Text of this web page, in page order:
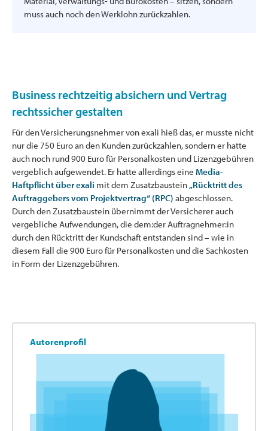
muss auch noch den Werklohn zurückzahlen.
Business rechtzeitig absichern und Vertrag
rechtssicher gestalten
Für den Versicherungsnehmer von exali hieß das, er musste nicht
nur die 750 Euro an den Kunden zurückzahlen, sondern er hatte
auch noch rund 900 Euro für Personalkosten und Lizenzgebühren
vergeblich aufgewendet. Er hatte allerdings eine Media-
Haftpflicht über exali mit dem Zusatzbaustein „Rücktritt des
Auftraggebers vom Projektvertrag“ (RPC) abgeschlossen.
Durch den Zusatzbaustein übernimmt der Versicherer auch
vergebliche Aufwendungen, die dem:der Auftragnehmer:in
durch den Rücktritt der Kundschaft entstanden sind – wie in
diesem Fall die 900 Euro für Personalkosten und die Sachkosten
in Form der Lizenzgebühren.
Autorenprofil